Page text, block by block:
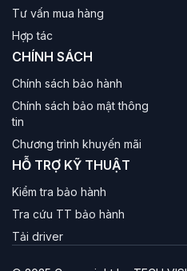
Tư vấn mua hàng
Hợp tác
CHÍNH SÁCH
Chính sách bảo hành
Chính sách bảo mật thông
tin
Chương trình khuyến mãi
HỖ TRỢ KỸ THUẬT
Kiểm tra bảo hành
Tra cứu TT bảo hành
Tải driver